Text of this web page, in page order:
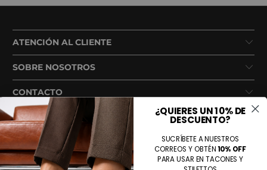
ATENCIÓN AL CLIENTE
SOBRE NOSOTROS
CONTACTO
¿QUIERES UN 10% DE
DESCUENTO?
SUCRÍBETE A NUESTROS
CORREOS Y OBTÉN10% OFF
PARA USAR EN TACONES Y